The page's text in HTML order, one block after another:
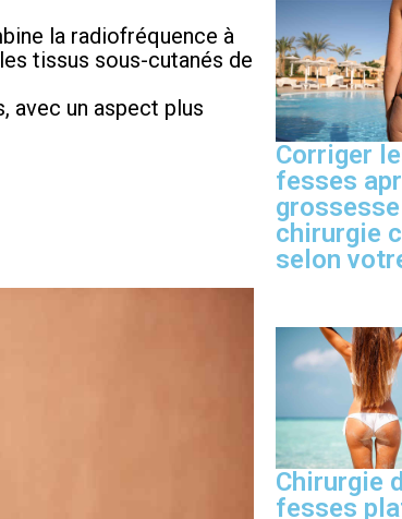
la radiofréquence à
tissus sous-cutanés de
avec un aspect plus
Corriger
fesses
chirurgie
selon
Chirurgie
fesses